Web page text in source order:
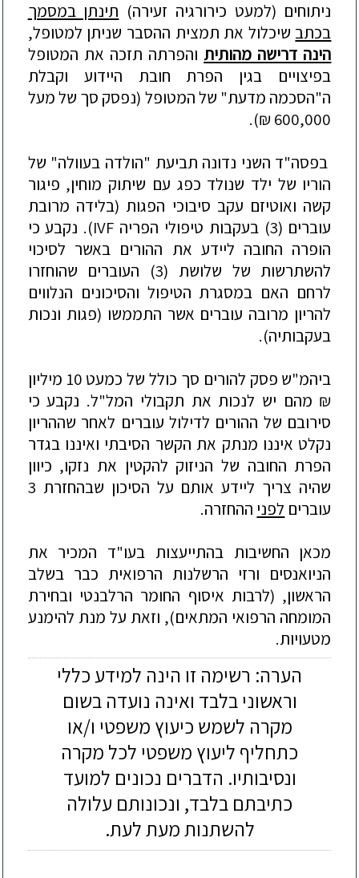
ניתוחים (למעט כירורגיה זעירה) תינתן במסמך
בכתב שיכלול את תמצית ההסבר שניתן למטופל,
הינה דרישה מהותית והפרתה תזכה את המטופל
בפיצויים בגין הפרת חובת היידוע וקבלת
ה"הסכמה מדעת" של המטופל (נפסק סך של מעל
600,000 ₪).
בפסה"ד השני נדונה תביעת "הולדה בעוולה" של
הוריו של ילד שנולד כפג עם שיתוק מוחין, פיגור
קשה ואוטיזם עקב סיבוכי הפגות (בלידה מרובת
עוברים (3) בעקבות טיפולי הפריה
IVF
). נקבע כי
הופרה החובה ליידע את ההורים באשר לסיכוי
להשתרשות של שלושת (3) העוברים שהוחזרו
לרחם האם במסגרת הטיפול והסיכונים הנלווים
להריון מרובה עוברים אשר התממשו (פגות ונכות
בעקבותיה).
ביהמ"ש
פסק להורים סך כולל של כמעט 10 מיליון
₪ מהם יש לנכות את תקבולי המל"ל. נקבע כי
סירובם של ההורים לדילול עוברים לאחר שההריון
נקלט איננו מנתק את הקשר הסיבתי ואיננו בגדר
הפרת החובה של הניזוק להקטין את נזקו, כיוון
שהיה צריך ליידע אותם על הסיכון שבהחזרת 3
עוברים לפני ההחזרה.
מכאן החשיבות בהתייעצות בעו"ד המכיר את
הניואנסים ורזי הרשלנות הרפואית כבר בשלב
הראשון, (לרבות איסוף החומר הרלבנטי ובחירת
המומחה הרפואי המתאים), וזאת על מנת להימנע
מטעויות.
הערה: רשימה זו הינה למידע כללי
וראשוני בלבד ואינה נועדה בשום
מקרה לשמש כיעוץ משפטי ו/או
כתחליף ליעוץ משפטי לכל מקרה
ונסיבותיו. הדברים נכונים למועד
כתיבתם בלבד, ונכונותם עלולה
להשתנות מעת לעת.